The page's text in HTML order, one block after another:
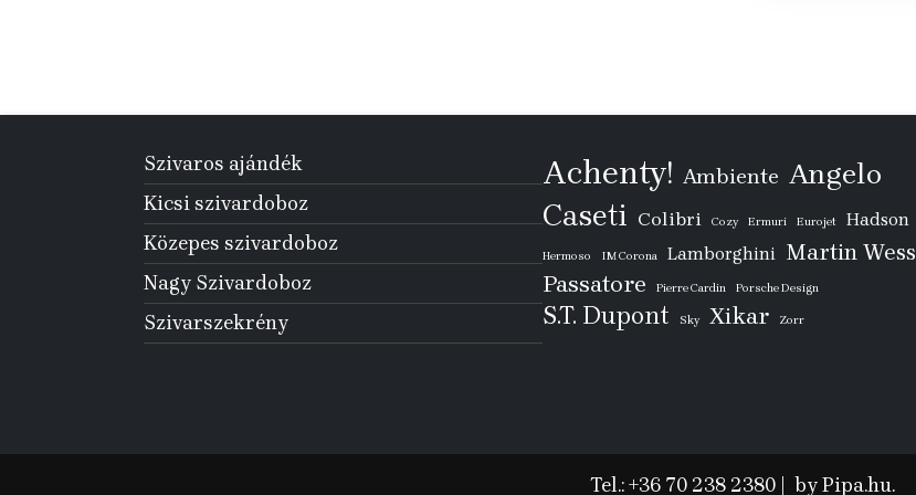
Szivaros ajándék
Kicsi szivardoboz
Közepes szivardoboz
Nagy Szivardoboz
Szivarszekrény
Achenty! Ambiente Angelo
Caseti Colibri Cozy Ermuri Eurojet Hadson
Hermoso IM Corona Lamborghini Martin Wess
Passatore Pierre Cardin Porsche Design
S.T. Dupont Sky Xikar Zorr
Tel.: +36 70 238 2380 by Pipa.hu.